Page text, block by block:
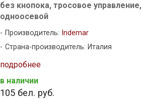
без кнопока, тросовое управление,
одноосевой
Производитель: Indemar
Страна-производитель: Италия
подробнее
в наличии
105бел. руб.